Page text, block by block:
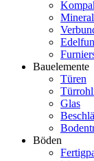
Bauelemente
Türen
Glas
Böden